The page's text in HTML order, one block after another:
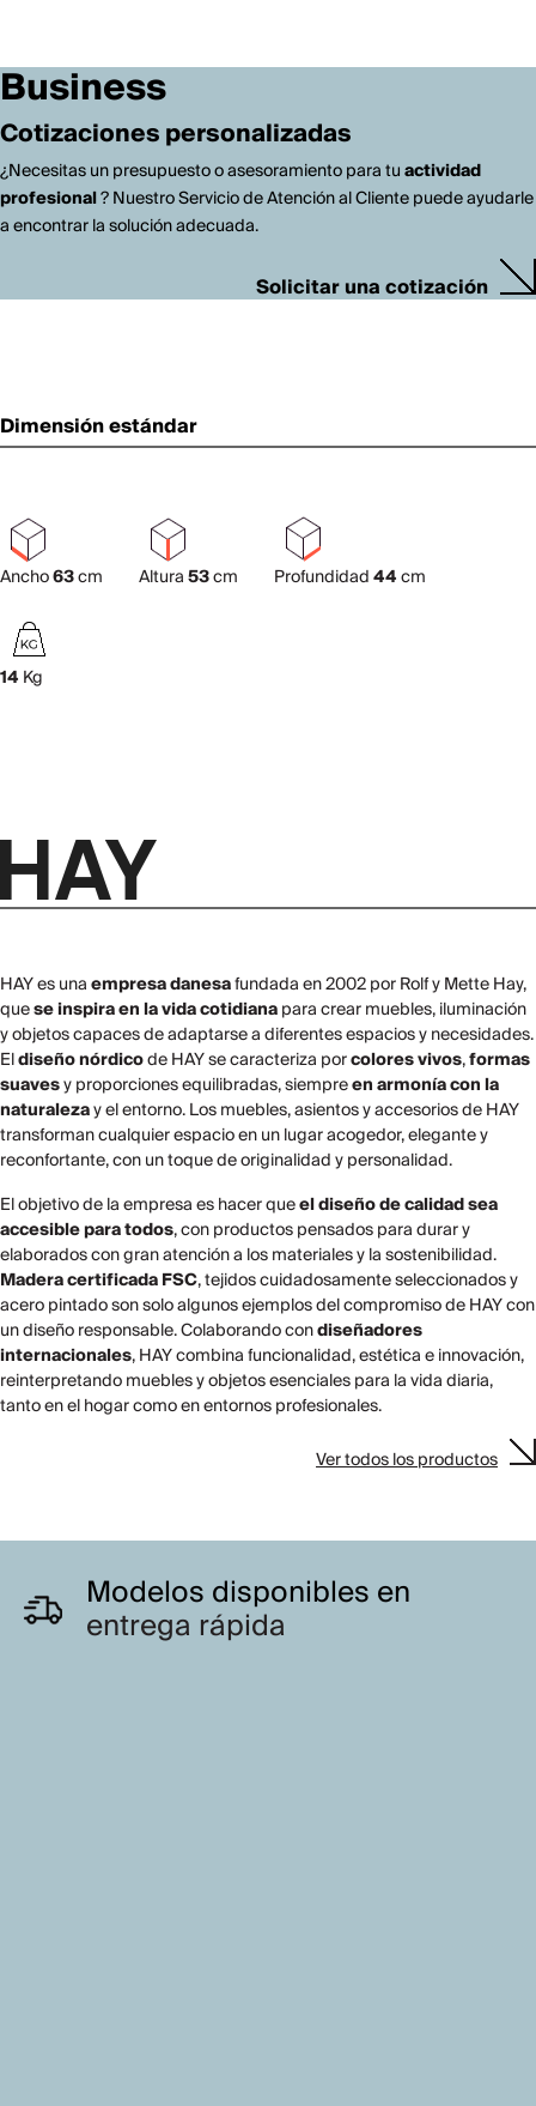
Business
Cotizaciones personalizadas
¿Necesitas un presupuesto o asesoramiento para tuactividad
profesional? Nuestro Servicio de Atención al Cliente puede ayudarle
a encontrar la solución adecuada.
Solicitar una cotización
Dimensión estándar
Ancho63cm Altura53cm Profundidad44cm
14 Kg
HAY es unaempresa danesafundada en 2002 por Rolf y Mette Hay,
quese inspira en la vida cotidianapara crear muebles, iluminación
y objetos capaces de adaptarse a diferentes espacios y necesidades.
Eldiseño nórdicode HAY se caracteriza porcolores vivos,formas
suavesy proporciones equilibradas, siempreen armonía con la
naturalezay el entorno. Los muebles, asientos y accesorios de HAY
transforman cualquier espacio en un lugar acogedor, elegante y
reconfortante, con un toque de originalidad y personalidad.
El objetivo de la empresa es hacer queel diseño de calidad sea
accesible para todos, con productos pensados para durar y
elaborados con gran atención a los materiales y la sostenibilidad.
Madera certificada FSC, tejidos cuidadosamente seleccionados y
acero pintado son solo algunos ejemplos del compromiso de HAY con
un diseño responsable. Colaborando condiseñadores
internacionales, HAY combina funcionalidad, estética e innovación,
reinterpretando muebles y objetos esenciales para la vida diaria,
tanto en el hogar como en entornos profesionales.
Ver todos los productos
Modelos disponibles en
entrega rápida